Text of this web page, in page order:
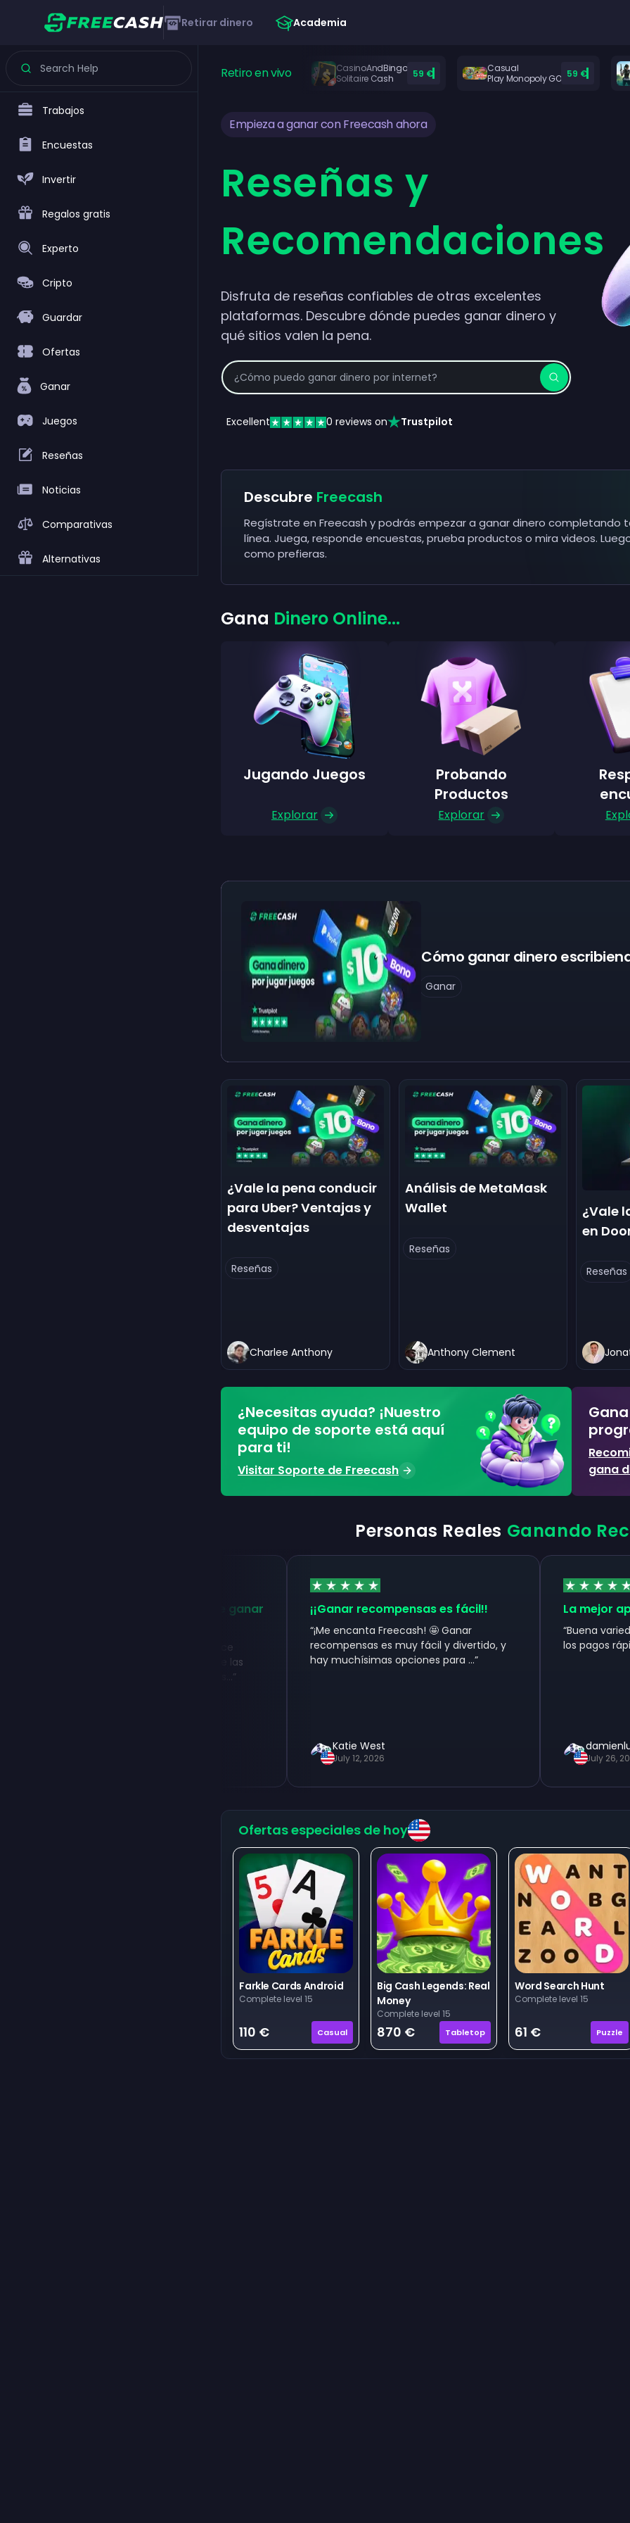
Retirar dinero Academia
Trabajos
Encuestas
Invertir
Regalos gratis
Experto
Cripto
Guardar
Ofertas
Ganar
Juegos
Reseñas
Noticias
Comparativas
Alternativas
Retiro en vivo
CasinoAndBingo
Solitaire Cash
59 €
Casual
Play Monopoly GO 59 €
Empieza a ganar con Freecash ahora
Reseñas y
Recomendaciones
Disfruta de reseñas confiables de otras excelentes
plataformas. Descubre dónde puedes ganar dinero y
qué sitios valen la pena.
Excellent 0 reviews on Trustpilot
Descubre Freecash
Regístrate en Freecash y podrás empezar a ganar dinero completando
línea. Juega, responde encuestas, prueba productos o mira videos.
como prefieras.
Gana Dinero Online...
Jugando Juegos
Explorar
Probando
Productos
Explorar
Cómo ganar dinero
Ganar
¿Vale la pena conducir
para Uber? Ventajas y
desventajas
Reseñas
Charlee Anthony
Análisis de MetaMask
Wallet
Reseñas
Anthony Clement
¿Vale
en
Reseñas
¿Necesitas ayuda? ¡Nuestro
equipo de soporte está aquí
para ti!
Visitar Soporte de Freecash
gana
Personas Reales Ganando
Una forma legítima y fácil de ganar
¡¡Ganar recompensas es fácil!!
¡Me encanta Freecash! 🤩 Ganar
recompensas es muy fácil y divertido, y
hay muchísimas opciones para ...”
Katie West
July 12, 2026
La mejor app
Buena variedad
los pagos rápidos.
damienluis
July 26, 2026
Ofertas especiales de hoy
Farkle Cards Android
Complete level 15
110 € Casual
Big Cash Legends: Real
Money
Complete level 15
870 € Tabletop
Word Search Hunt
Complete level 15
61 € Puzzle